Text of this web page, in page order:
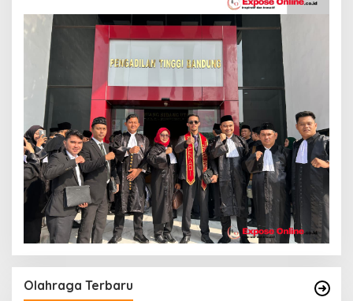
Olahraga Terbaru